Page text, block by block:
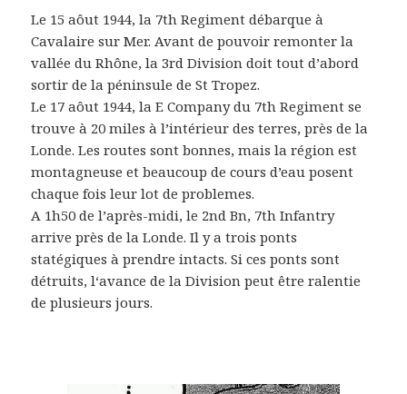
Le 15 aôut 1944, la 7th Regiment débarque à
Cavalaire sur Mer. Avant de pouvoir remonter la
vallée du Rhône, la 3rd Division doit tout d’abord
sortir de la péninsule de St Tropez.
Le 17 aôut 1944, la E Company du 7th Regiment se
trouve à 20 miles à l’intérieur des terres, près de la
Londe. Les routes sont bonnes, mais la région est
montagneuse et beaucoup de cours d’eau posent
chaque fois leur lot de problemes.
A 1h50 de l’après-midi, le 2nd Bn, 7th Infantry
arrive près de la Londe. Il y a trois ponts
statégiques à prendre intacts. Si ces ponts sont
détruits, l‘avance de la Division peut être ralentie
de plusieurs jours.